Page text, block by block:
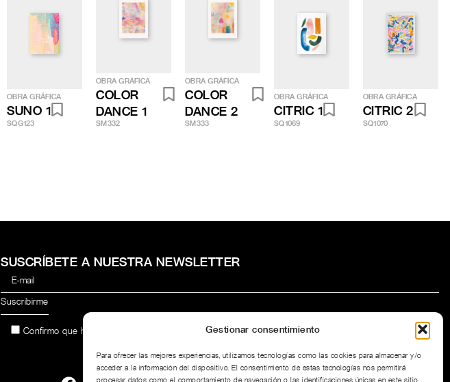
Gestionar consentimiento
Para ofrecer las mejores experiencias, utilizamos tecnologías como las cookies para almacenar y/o
acceder a la información del dispositivo. El consentimiento de estas tecnologías nos permitirá
OBRA GRÁFICA
SUNO 1
SQG123
OBRA GRÁFICA
COLOR
DANCE 1
SM332
OBRA GRÁFICA
COLOR
DANCE 2
SM333
OBRA GRÁFICA
CITRIC 1
SQ1069
OBRA GRÁFICA
CITRIC 2
SQ1070
SUSCRÍBETE A NUESTRA NEWSLETTER
Confirmo que he leído y acepto la Política de privacidad del sitio web.